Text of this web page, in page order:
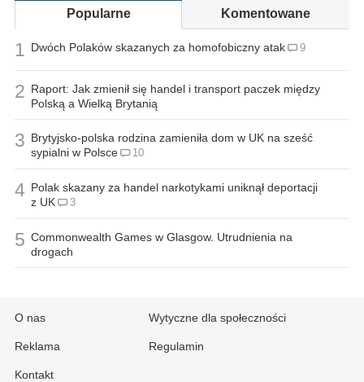
Popularne Komentowane
1 Dwóch Polaków skazanych za homofobiczny atak 9
2 Raport: Jak zmienił się handel i transport paczek między
Polską a Wielką Brytanią
3 Brytyjsko-polska rodzina zamieniła dom w UK na sześć
sypialni w Polsce
10
4 Polak skazany za handel narkotykami uniknął deportacji
z UK
3
5 Commonwealth Games w Glasgow. Utrudnienia na
drogach
O nas
Reklama
Kontakt
Wytyczne dla społeczności
Regulamin